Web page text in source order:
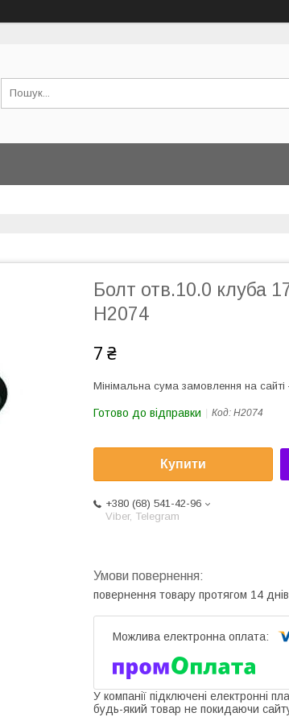
Болт отв.10.0 клуба
H2074
7 ₴
Мінімальна сума замовлення на
Готово до відправки Код: H2074
Купити
+380 (68) 541-42-96
Viber, Telegram
повернення товару протягом 14 днів
У компанії підключені електронні
будь-який товар не покидаючи